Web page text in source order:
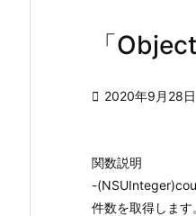
「
 2020年9月28日
関数説明
-
件数を取得します